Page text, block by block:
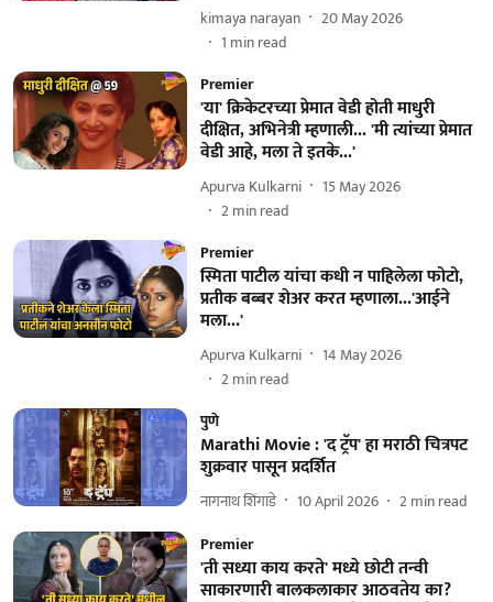
kimaya narayan
20 May 2026
1 min read
Premier
'या' क्रिकेटरच्या प्रेमात वेडी होती माधुरी
दीक्षित, अभिनेत्री म्हणाली... 'मी त्यांच्या प्रेमात
वेडी आहे, मला ते इतके...'
Apurva Kulkarni
15 May 2026
2min read
Premier
स्मिता पाटील यांचा कधी न पाहिलेला फोटो,
प्रतीक बब्बर शेअर करत म्हणाला...'आईने
मला...'
Apurva Kulkarni
14 May 2026
2min read
पुणे
Marathi Movie : 'द ट्रॅप' हा मराठी चित्रपट
शुक्रवार पासून प्रदर्शित
नागनाथ शिंगाडे 10 April 2026 2min read
Premier
'ती सध्या काय करते' मध्ये छोटी तन्वी
साकारणारी बालकलाकार आठवतेय का?